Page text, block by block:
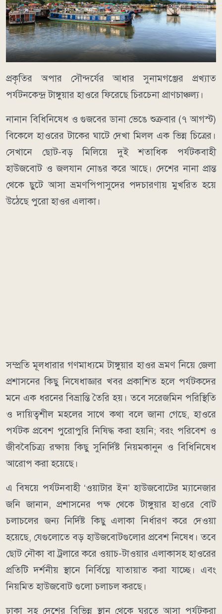
​প্রকৃতির অপার সৌন্দর্যের আধার সুনামগঞ্জের প্রখ্যাত
পর্যটনকেন্দ্র টাঙ্গুয়ার হাওরে ফিরেছে চিরচেনা প্রাণচাঞ্চল্য।
নানান বিধিনিষেধ ও গুজবের ডানা ভেঙে শুক্রবার (৭ আগস্ট)
বিকেলে হাওরের টাকের ঘাটে দেখা মিলল এক ভিন্ন চিত্রের।
সেখানে ছোট-বড় মিলিয়ে দুই শতাধিক পর্যটকবাহী
হাউজবোট ও জলযান নোঙর করে আছে। দেশের নানা প্রান্ত
থেকে ছুটে আসা ভ্রমণপিপাসুদের পদচারণায় মুখরিত হয়ে
উঠেছে পুরো হাওর এলাকা।
​সম্প্রতি মূলধারার গণমাধ্যমে টাঙ্গুয়ার হাওর ভ্রমণ নিয়ে জেলা
প্রশাসনের কিছু নিষেধাজ্ঞার খবর প্রকাশিত হলে পর্যটকদের
মনে এক ধরনের বিভ্রান্তি তৈরি হয়। তবে সরেজমিন পরিস্থিতি
ও দায়িত্বশীল মহলের সাথে কথা বলে জানা গেছে, হাওরে
পর্যটক প্রবেশ পুরোপুরি নিষিদ্ধ করা হয়নি; বরং পরিবেশ ও
জীববৈচিত্র্য রক্ষায় কিছু সুনির্দিষ্ট নিয়মকানুন ও বিধিনিষেধ
আরোপ করা হয়েছে।
​এ বিষয়ে পর্যটনবাহী ‘ওয়াটার ইন’ হাউজবোটের ম্যানেজার
জনি জানান, প্রশাসনের পক্ষ থেকে টাঙ্গুয়ার হাওরে বোট
চলাচলের জন্য নির্দিষ্ট কিছু এলাকা নির্ধারণ করে দেওয়া
হয়েছে, যেগুলোতে বড় হাউজবোটগুলোর প্রবেশ নিষেধ। তবে
ছোট নৌকা বা ট্রলারে করে ওয়াচ-টাওয়ার এলাকাসহ হাওরের
প্রতিটি দর্শনীয় স্থানে নির্বিঘ্নে যাতায়াত করা যাচ্ছে। এবং
নিয়মিত হাউজবোট গুলো চলাচল করছে।
​ঢাকা সহ দেশের বিভিন্ন স্থান থেকে ঘুরতে আসা পর্যটকরা